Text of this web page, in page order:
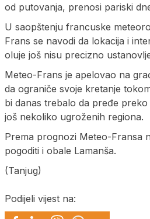
od putovanja, prenosi pariski
U saopštenju francuske
Frans se navodi da lokacija i
oluje još nisu precizno
Meteo-Frans je apelovao na
da ograniče svoje kretanje
bi danas trebalo da pređe
još nekoliko ugroženih regiona.
Prema prognozi Meteo-Fransa
pogoditi i obale Lamanša.
(Tanjug)
Podijeli vijest na: